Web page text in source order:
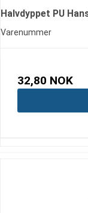
Halvdyppet PU
Varenummer
32,80 NOK